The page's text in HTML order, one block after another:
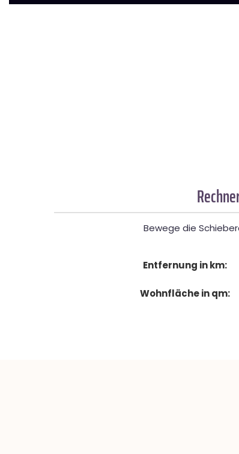
Bewege die
Entfernung in km:
Wohnfläche in qm: